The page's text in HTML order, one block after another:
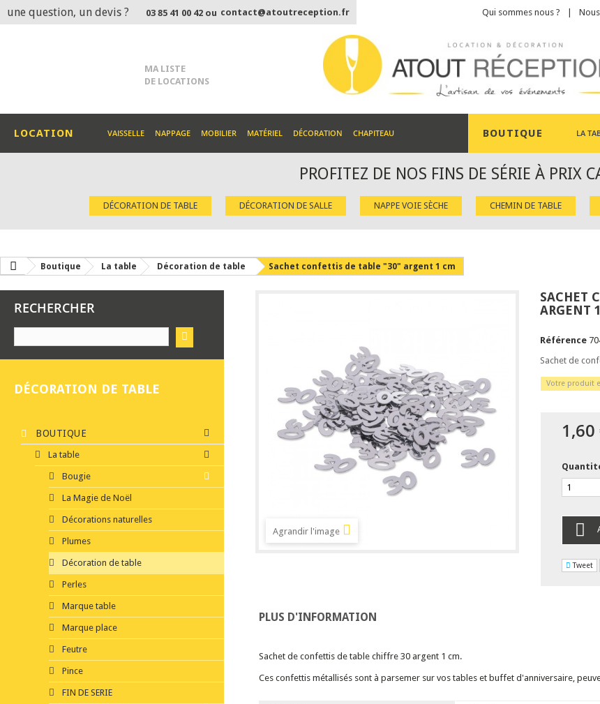
Qui sommes nous ?
une question, un devis ? 03 85 41 00 42 ou contact@atoutreception.fr
MA LISTE
DE LOCATIONS
LOCATION VAISSELLE NAPPAGE MOBILIER MATÉRIEL DÉCORATION CHAPITEAU BOUTIQUE LA
PROFITEZ DE NOS FINS DE SÉRIE À PRIX
DÉCORATION DE TABLE DÉCORATION DE SALLE NAPPE VOIE SÈCHE CHEMIN DE TABLE
Boutique La table Décoration de table Sachet confettis de table "30" argent 1 cm
RECHERCHER
DÉCORATION DE TABLE
BOUTIQUE
La table
Bougie
La Magie de Noël
Décorations naturelles
Plumes
Décoration de table
Perles
Marque table
Marque place
Feutre
Pince
FIN DE SERIE
Agrandir l'image
SACHET
ARGENT
Référence
Sachet de
Votre produit
1,60
Tweet
PLUS D'INFORMATION
Sachet de confettis de table chiffre 30 argent 1 cm.
Ces confettis métallisés sont à parsemer sur vos tables et buffet d'anniversaire,